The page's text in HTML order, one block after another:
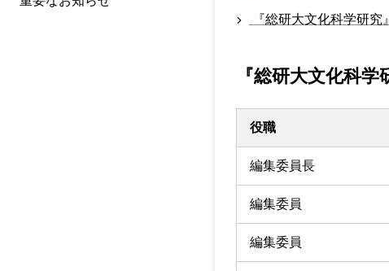
『総研大文化科学研究
『総研大文化科
役職
編集委員長
編集委員
編集委員